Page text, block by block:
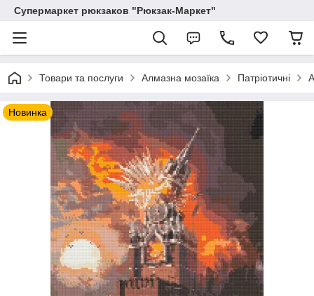
Супермаркет рюкзаков "Рюкзак-Маркет"
Товари та послуги Алмазна мозаїка Патріотичні
Новинка